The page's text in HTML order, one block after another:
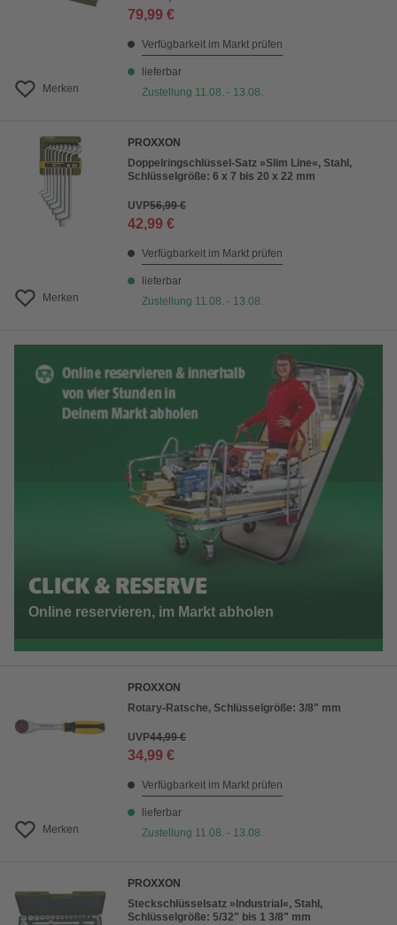
Merken
79,99 €
Verfügbarkeit im Markt prüfen
lieferbar
Zustellung 11.08. - 13.08.
Merken
PROXXON
Doppelringschlüssel-Satz »Slim Line«, Stahl,
Schlüsselgröße: 6 x 7 bis 20 x 22 mm
UVP56,99 €
42,99 €
Verfügbarkeit im Markt prüfen
lieferbar
Zustellung 11.08. - 13.08.
CLICK & RESERVE
Online reservieren, im Markt abholen
Merken
PROXXON
Rotary-Ratsche, Schlüsselgröße: 3/8" mm
UVP44,99 €
34,99 €
Verfügbarkeit im Markt prüfen
lieferbar
Zustellung 11.08. - 13.08.
PROXXON
Steckschlüsselsatz »Industrial«, Stahl,
Schlüsselgröße: 5/32" bis 1 3/8" mm